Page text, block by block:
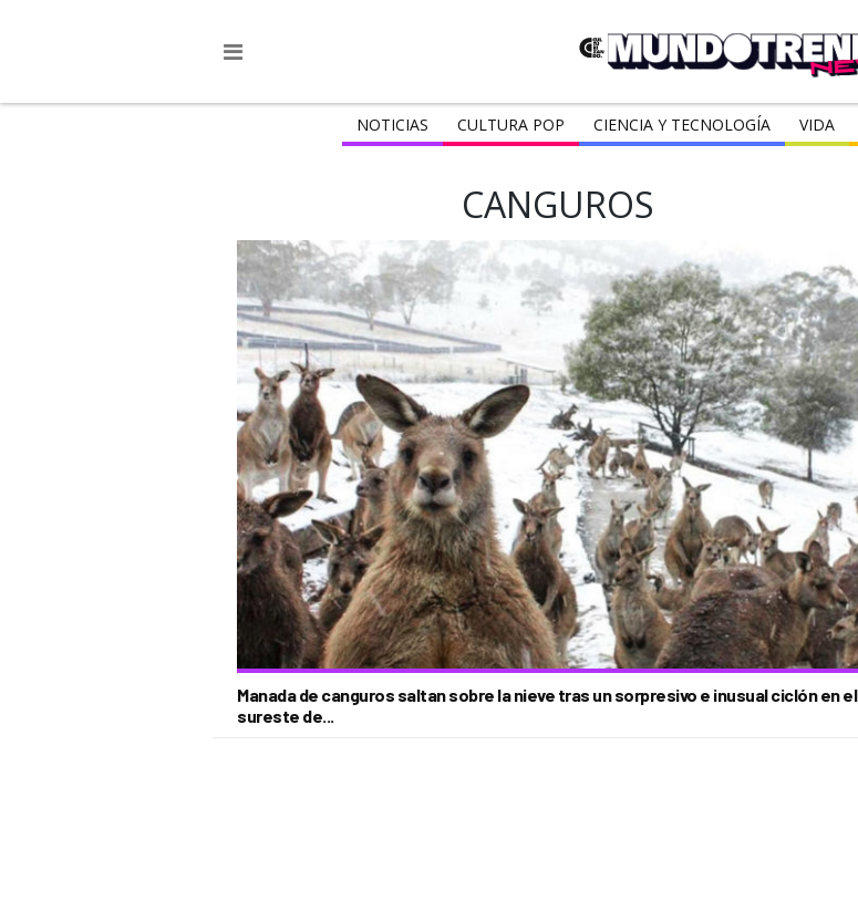
NOTICIAS CULTURA POP CIENCIA Y TECNOLOGÍA VIDA
CANGUROS
Manada de canguros saltan sobre la nieve tras un sorpresivo e inusual ciclón en el
sureste de...